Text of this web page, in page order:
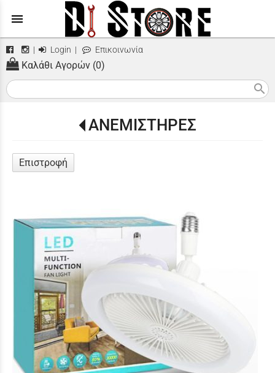
menu
| Login | Επικοινωνία
Καλάθι Αγορών (0)
search
ΑΝΕΜΙΣΤΗΡΕΣ
Επιστροφή